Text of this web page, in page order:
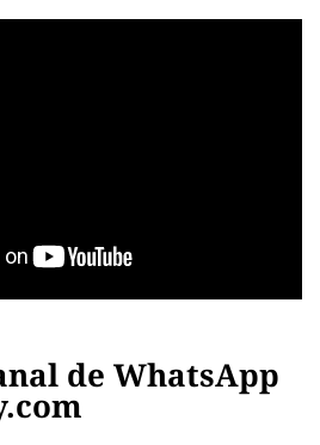
de WhatsApp